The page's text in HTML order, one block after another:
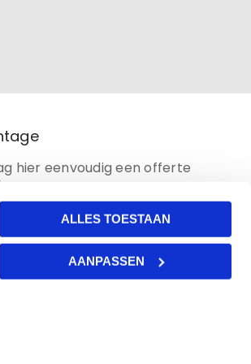
ALLES TOESTAAN
AANPASSEN
hier eenvoudig een offerte